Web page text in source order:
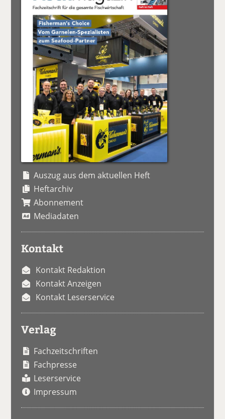
Auszug aus dem aktuellen Heft
Heftarchiv
Abonnement
Mediadaten
Kontakt
Kontakt Redaktion
Kontakt Anzeigen
Kontakt Leserservice
Verlag
Fachzeitschriften
Fachpresse
Leserservice
Impressum